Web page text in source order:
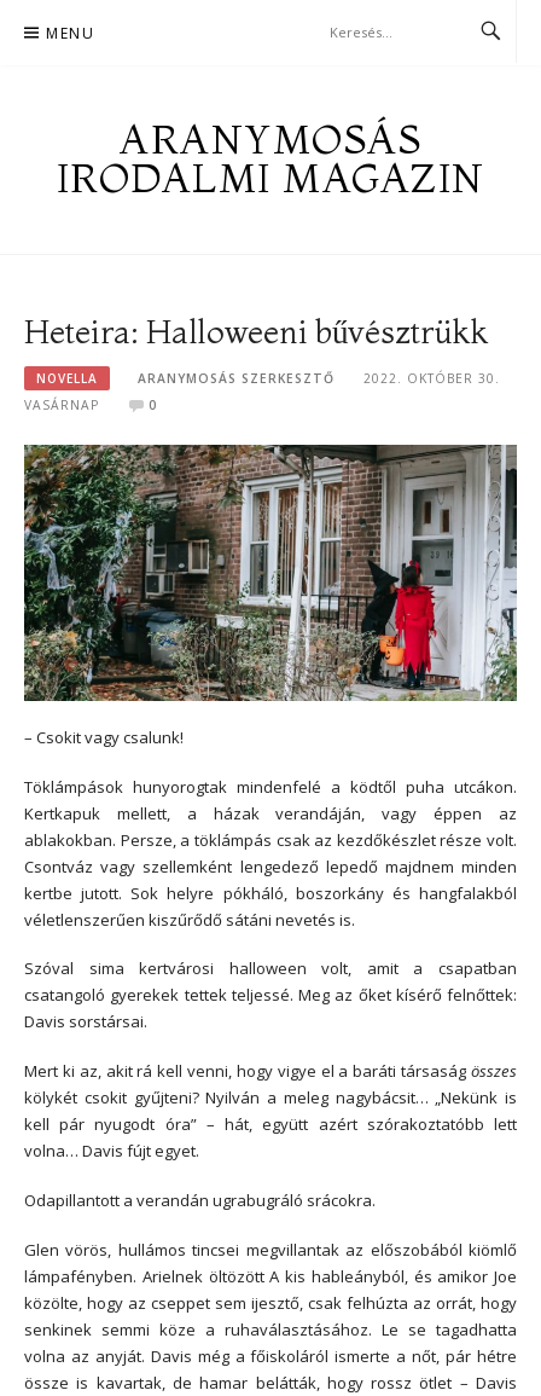
MENU
ARANYMOSÁS
IRODALMI MAGAZIN
Heteira: Halloweeni bűvésztrükk
NOVELLA ARANYMOSÁS SZERKESZTŐ
2022. OKTÓBER 30.
VASÁRNAP
0
– Csokit vagy csalunk!
Töklámpások hunyorogtak mindenfelé a ködtől puha utcákon.
Kertkapuk mellett, a házak verandáján, vagy éppen az
ablakokban. Persze, a töklámpás csak az kezdőkészlet része volt.
Csontváz vagy szellemként lengedező lepedő majdnem minden
kertbe jutott. Sok helyre pókháló, boszorkány és hangfalakból
véletlenszerűen kiszűrődő sátáni nevetés is.
Szóval sima kertvárosi halloween volt, amit a csapatban
csatangoló gyerekek tettek teljessé. Meg az őket kísérő felnőttek:
Davis sorstársai.
Mert ki az, akit rá kell venni, hogy vigye el a baráti társaság összes
kölykét csokit gyűjteni? Nyilván a meleg nagybácsit… „Nekünk is
kell pár nyugodt óra” – hát, együtt azért szórakoztatóbb lett
volna… Davis fújt egyet.
Odapillantott a verandán ugrabugráló srácokra.
Glen vörös, hullámos tincsei megvillantak az előszobából kiömlő
lámpafényben. Arielnek öltözött A kis hableányból, és amikor Joe
közölte, hogy az cseppet sem ijesztő, csak felhúzta az orrát, hogy
senkinek semmi köze a ruhaválasztásához. Le se tagadhatta
volna az anyját. Davis még a főiskoláról ismerte a nőt, pár hétre
össze is kavartak, de hamar belátták, hogy rossz ötlet – Davis